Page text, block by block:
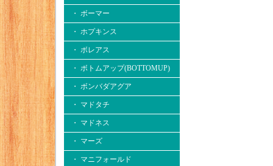
・ ボーマー
・ ホプキンス
・ ボレアス
・ ボトムアップ(BOTTOMUP)
・ ボンバダアグア
・ マドタチ
・ マドネス
・ マーズ
・ マニフォールド